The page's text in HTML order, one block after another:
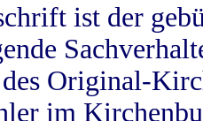
ist der
Original-
im